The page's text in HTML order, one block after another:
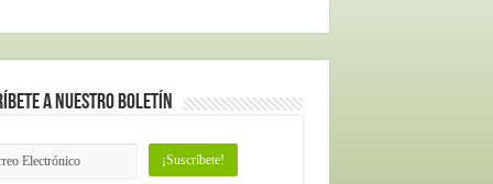
a nuestro Boletín